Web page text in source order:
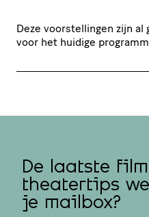
Deze voorstellingen zijn al
voor het huidige
De laatste
theatertips
je mailbox?